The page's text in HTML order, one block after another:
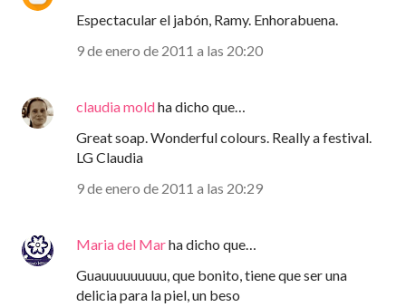
Espectacular el jabón, Ramy. Enhorabuena.
9 de enero de 2011 a las 20:20
claudia moldha dicho que…
Great soap. Wonderful colours. Really a festival.
LG Claudia
9 de enero de 2011 a las 20:29
Maria del Marha dicho que…
Guauuuuuuuuu, que bonito, tiene que ser una
delicia para la piel, un beso